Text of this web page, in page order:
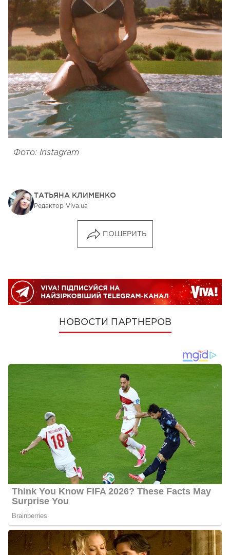
Фото: Instagram
ТАТЬЯНА КЛИМЕНКО
Редактор Viva.ua
ПОШЕРИТЬ
НОВОСТИ ПАРТНЕРОВ